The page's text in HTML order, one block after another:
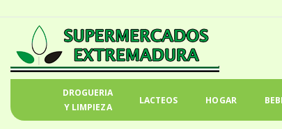
DROGUERIA
Y LIMPIEZA
LACTEOS HOGAR